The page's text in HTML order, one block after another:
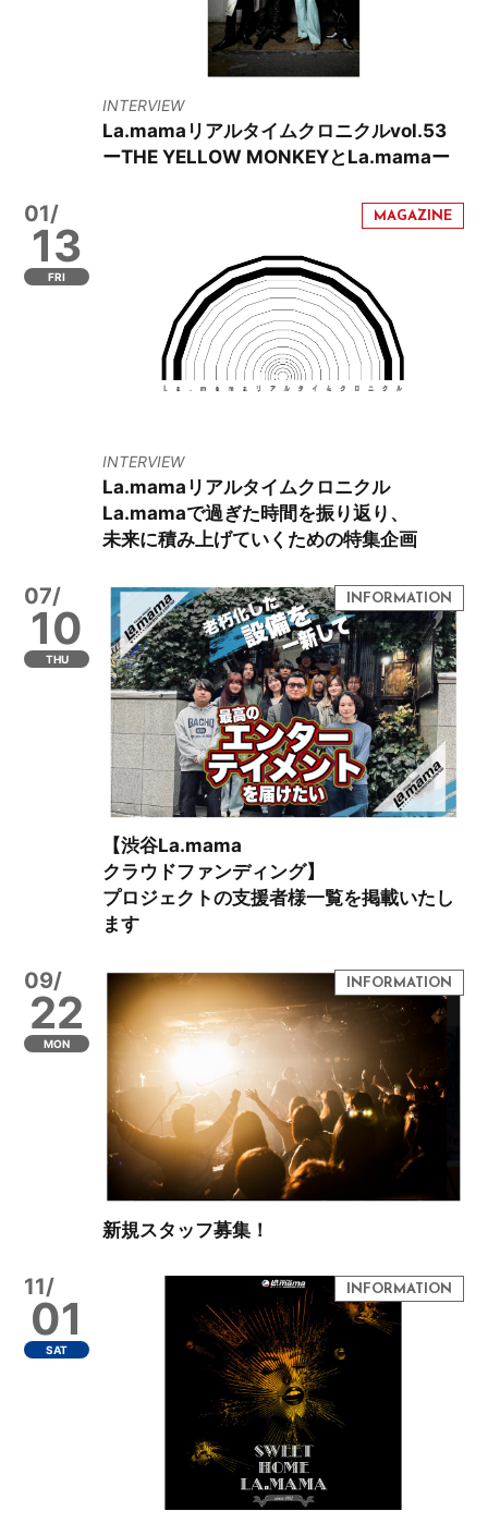
INTERVIEW
La.mamaリアルタイムクロニクルvol.53
ーTHE YELLOW MONKEYとLa.mamaー
01/
13
FRI
INTERVIEW
La.mamaリアルタイムクロニクル
La.mamaで過ぎた時間を振り返り、
未来に積み上げていくための特集企画
07/
10
THU
【渋谷La.mama
クラウドファンディング】
プロジェクトの支援者様一覧を掲載いたし
ます
09/
22
MON
新規スタッフ募集！
11/
01
SAT